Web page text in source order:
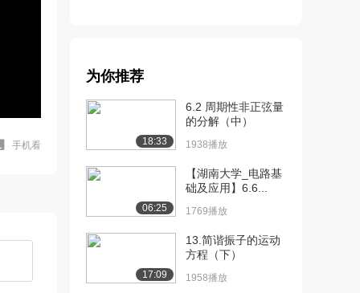
手机看
[10] 串联电阻
4.4万播放
[11] 并联电阻1 11:14
24.1万播放
[13] 并联电阻3
为你推荐
18:33
6.2 周期性非正弦量
的分解（中）
1938播放
06:25
【湖南大学_电路基
础及应用】6.6...
1769播放
17:09
13.简谐振子的运动
方程（下）
1958播放